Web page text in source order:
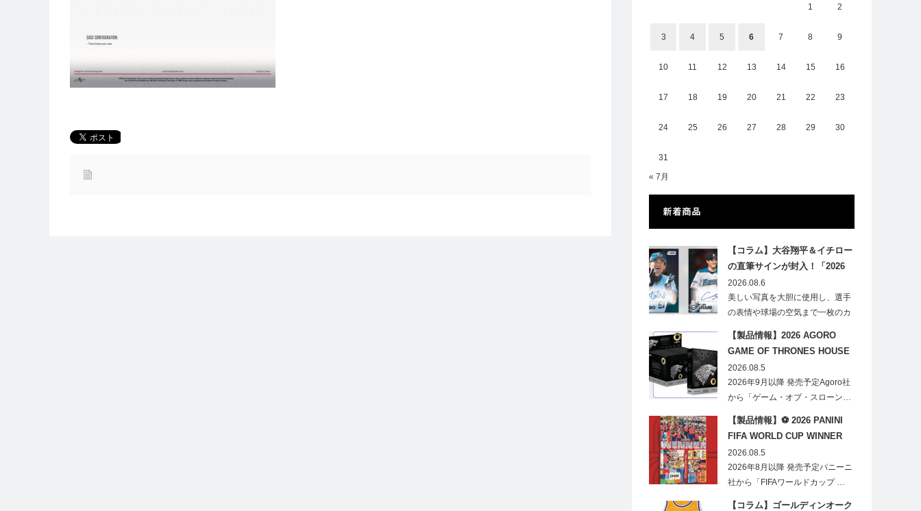
1 2
3 4 5 6 7 8 9
10 11 12 13 14 15 16
17 18 19 20 21 22 23
24 25 26 27 28 29 30
31
« 7月
新着商品
【コラム】大谷翔平＆イチロー
の直筆サインが封入！「2026
Topps NPB Stadium Club」が
見逃せない
2026.08.6
美しい写真を大胆に使用し、選手
の表情や球場の空気まで一枚のカ
【製品情報】2026 AGORO
GAME OF THRONES HOUSE
STARK BLIND BOX
2026.08.5
2026年9月以降 発売予定Agoro社
から「ゲーム・オブ・スローン…
【製品情報】⚽ 2026 PANINI
FIFA WORLD CUP WINNER
STICKER POSTER
2026.08.5
2026年8月以降 発売予定パニーニ
社から「FIFAワールドカップ …
【コラム】ゴールディンオーク